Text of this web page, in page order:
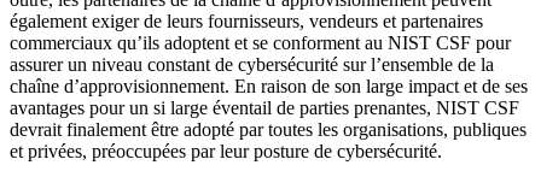
également exiger de leurs fournisseurs, vendeurs et partenaires
commerciaux qu’ils adoptent et se conforment au NIST CSF pour
assurer un niveau constant de cybersécurité sur l’ensemble de la
chaîne d’approvisionnement. En raison de son large impact et de ses
avantages pour un si large éventail de parties prenantes, NIST CSF
devrait finalement être adopté par toutes les organisations, publiques
et privées, préoccupées par leur posture de cybersécurité.